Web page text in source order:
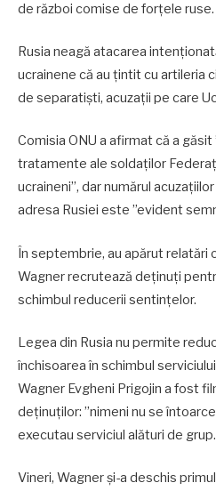
de război comise de forţele ruse.
Rusia neagă atacarea
ucrainene că au ţintit cu artileria
de separatişti, acuzaţii pe care
Comisia ONU a afirmat că a
tratamente ale soldaţilor
ucraineni”, dar numărul
adresa Rusiei este ”evident
În septembrie, au apărut relatări
Wagner recrutează deţinuţi
schimbul reducerii sentinţelor.
Legea din Rusia nu permite
închisoarea în schimbul
Wagner Evgheni Prigojin a fost
deţinuţilor: ”nimeni nu se
executau serviciul alături de grup.
Vineri, Wagner şi-a deschis